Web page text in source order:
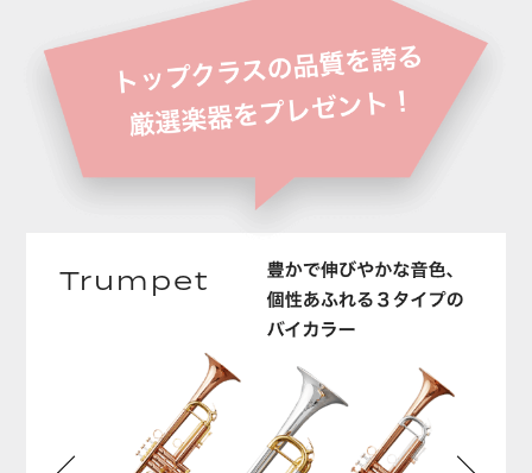
Trumpet